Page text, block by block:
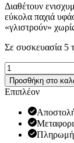
Διαθέτουν
εύκολα παχιά
«γλιστρούν»
Σε συσκευασία 5
Βελόνες
Singer
2026
Jean
ποσότητα
Προσθήκη στο
Επιπλέον
Πληρωμή